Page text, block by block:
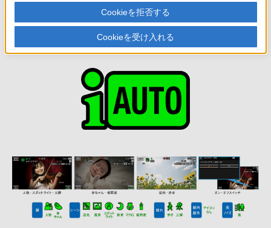
み合わせの中から、撮影状況に合わせた最適な映像が取
れるように自動設定。いつでもだれでも、美しい映像が
Cookieを拒否する
Cookieを受け入れる